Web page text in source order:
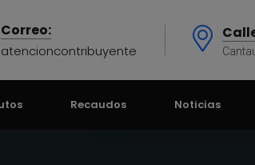
Correo:
atencioncontribuyente
Recaudos Noticias